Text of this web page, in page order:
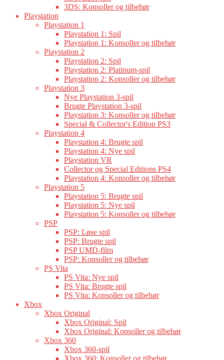
3DS: Konsoller og tilbehør
Playstation
Playstation 1
Playstation 1: Spil
Playstation 1: Konsoller og tilbehør
Playstation 2
Playstation 2: Spil
Playstation 2: Platinum-spil
Playstation 2: Konsoller og tilbehør
Playstation 3
Nye Playstation 3-spil
Brugte Playstation 3-spil
Playstation 3: Konsoller og tilbehør
Special & Collector's Edition PS3
Playstation 4
Playstation 4: Brugte spil
Playstation 4: Nye spil
Playstation VR
Collector og Special Editions PS4
Playstation 4: Konsoller og tilbehør
Playstation 5
Playstation 5: Brugte spil
Playstation 5: Nye spil
Playstation 5: Konsoller og tilbehør
PSP
PSP: Løse spil
PSP: Brugte spil
PSP UMD-film
PSP: Konsoller og tilbehør
PS Vita
PS Vita: Nye spil
PS Vita: Brugte spil
PS Vita: Konsoller og tilbehør
Xbox
Xbox Original
Xbox Original: Spil
Xbox Original: Konsoller og tilbehør
Xbox 360
Xbox 360-spil